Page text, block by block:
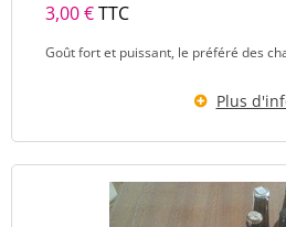
3,00 €TTC
Goût fort et puissant, le préféré des
Plus